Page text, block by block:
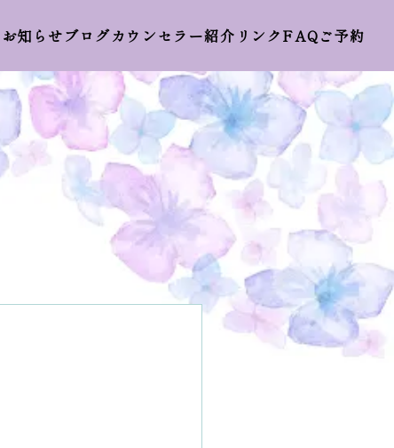
お知らせブログカウンセラー紹介 リンクFAQご予約